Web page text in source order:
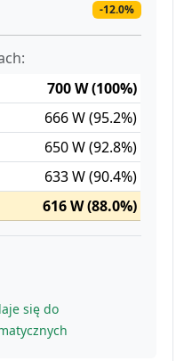
-12.0%
700 W (100%)
666 W (95.2%)
650 W (92.8%)
633 W (90.4%)
616 W (88.0%)
się do